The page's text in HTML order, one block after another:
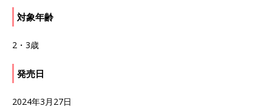
対象年齢
2・3歳
発売日
2024年3月27日